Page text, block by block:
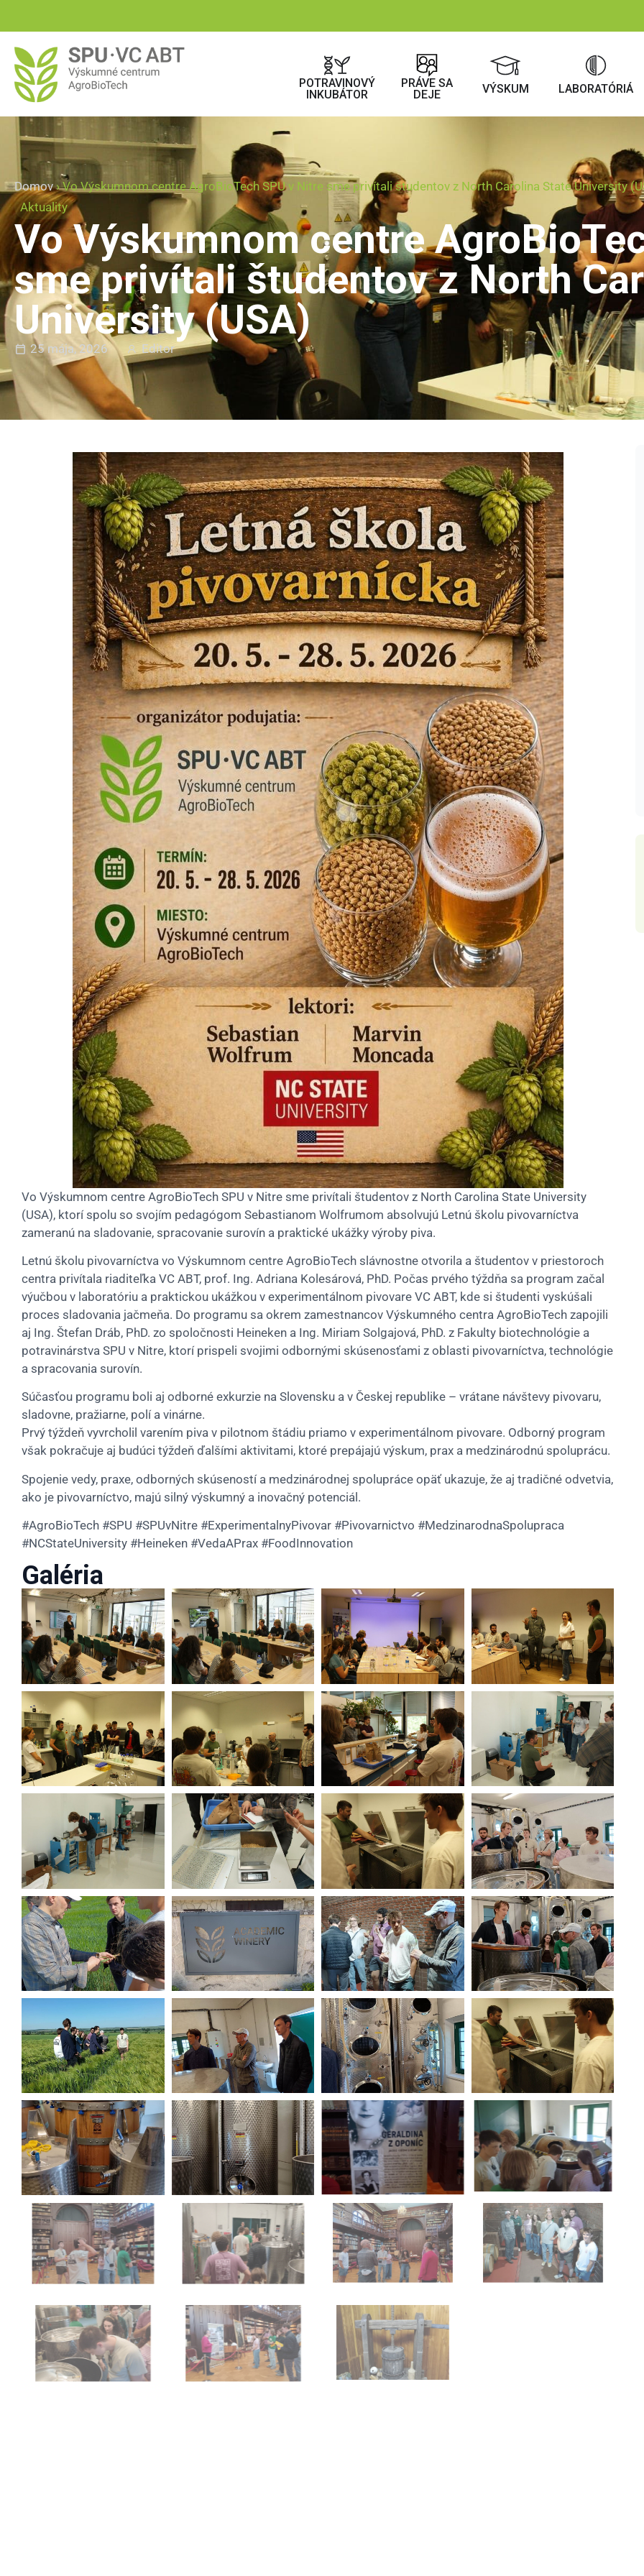
POTRAVINOVÝ
INKUBÁTOR
PRÁVE SA
DEJE
VÝSKUM LABORATÓRIÁ
Domov›Vo Výskumnom centre AgroBioTech SPU v Nitre sme privítali študentov z North Carolina State University
Aktuality
Vo Výskumnom centre
sme privítali študentov z North
University (USA)
25 mája, 2026 Editor
Vo Výskumnom centre AgroBioTech SPU v Nitre sme privítali študentov z North Carolina State University
(USA), ktorí spolu so svojím pedagógom Sebastianom Wolfrumom absolvujú Letnú školu pivovarníctva
zameranú na sladovanie, spracovanie surovín a praktické ukážky výroby piva.
Letnú školu pivovarníctva vo Výskumnom centre AgroBioTech slávnostne otvorila a študentov v priestoroch
centra privítala riaditeľka VC ABT, prof. Ing. Adriana Kolesárová, PhD. Počas prvého týždňa sa program začal
výučbou v laboratóriu a praktickou ukážkou v experimentálnom pivovare VC ABT, kde si študenti vyskúšali
proces sladovania jačmeňa. Do programu sa okrem zamestnancov Výskumného centra AgroBioTech zapojili
aj Ing. Štefan Dráb, PhD. zo spoločnosti Heineken a Ing. Miriam Solgajová, PhD. z Fakulty biotechnológie a
potravinárstva SPU v Nitre, ktorí prispeli svojimi odbornými skúsenosťami z oblasti pivovarníctva, technológie
a spracovania surovín.
Súčasťou programu boli aj odborné exkurzie na Slovensku a v Českej republike – vrátane návštevy pivovaru,
sladovne, pražiarne, polí a vinárne.
Prvý týždeň vyvrcholil varením piva v pilotnom štádiu priamo v experimentálnom pivovare. Odborný program
však pokračuje aj budúci týždeň ďalšími aktivitami, ktoré prepájajú výskum, prax a medzinárodnú spoluprácu.
Spojenie vedy, praxe, odborných skúseností a medzinárodnej spolupráce opäť ukazuje, že aj tradičné odvetvia,
ako je pivovarníctvo, majú silný výskumný a inovačný potenciál.
#AgroBioTech #SPU #SPUvNitre #ExperimentalnyPivovar #Pivovarnictvo #MedzinarodnaSpolupraca
#NCStateUniversity #Heineken #VedaAPrax #FoodInnovation
Galéria